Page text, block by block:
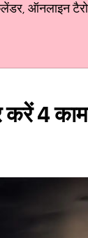
ऑनलाइन टैरो
4 काम,